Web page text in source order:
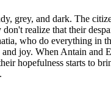
grey, and dark. The
realize that their
who do everything in
joy. When Antain and
hopefulness starts to